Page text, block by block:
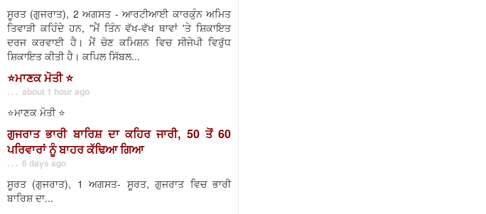
ਸੂਰਤ (ਗੁਜਰਾਤ), 2 ਅਗਸਤ - ਆਰਟੀਆਈ ਕਾਰਕੁੰਨ ਅਮਿਤ
ਤਿਵਾੜੀ ਕਹਿੰਦੇ ਹਨ, "ਮੈਂ ਤਿੰਨ ਵੱਖ-ਵੱਖ ਥਾਵਾਂ 'ਤੇ ਸ਼ਿਕਾਇਤ
ਦਰਜ ਕਰਵਾਈ ਹੈ। ਮੈਂ ਚੋਣ ਕਮਿਸ਼ਨ ਵਿਚ ਸੀਜੇਪੀ ਵਿਰੁੱਧ
ਸ਼ਿਕਾਇਤ ਕੀਤੀ ਹੈ। ਕਪਿਲ ਸਿੱਬਲ...
⭐️ਮਾਣਕ ਮੋਤੀ ⭐️
. . . about 1 hour ago
⭐️ਮਾਣਕ ਮੋਤੀ ⭐️
ਗੁਜਰਾਤ ਭਾਰੀ ਬਾਰਿਸ਼ ਦਾ ਕਹਿਰ ਜਾਰੀ, 50 ਤੋਂ 60
ਪਰਿਵਾਰਾਂ ਨੂੰ ਬਾਹਰ ਕੱਢਿਆ ਗਿਆ
. . . 6 days ago
ਸੂਰਤ (ਗੁਜਰਾਤ), 1 ਅਗਸਤ- ਸੂਰਤ, ਗੁਜਰਾਤ ਵਿਚ ਭਾਰੀ
ਬਾਰਿਸ਼ ਦਾ...